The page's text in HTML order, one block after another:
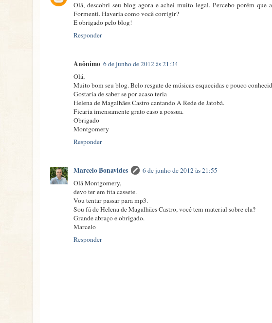
Olá, descobri seu blog agora e achei muito legal. Percebo porém que
Formenti. Haveria como você corrigir?
E obrigado pelo blog!
Responder
Anônimo 6 de junho de 2012 às 21:34
Olá,
Muito bom seu blog. Belo resgate de músicas esquecidas e pouco
Gostaria de saber se por acaso teria
Helena de Magalhães Castro cantando A Rede de Jatobá.
Ficaria imensamente grato caso a possua.
Obrigado
Montgomery
Responder
Marcelo Bonavides
6 de junho de 2012 às 21:55
Olá Montgomery,
devo ter em fita cassete.
Vou tentar passar para mp3.
Sou fã de Helena de Magalhães Castro, você tem material sobre ela?
Grande abraço e obrigado.
Marcelo
Responder